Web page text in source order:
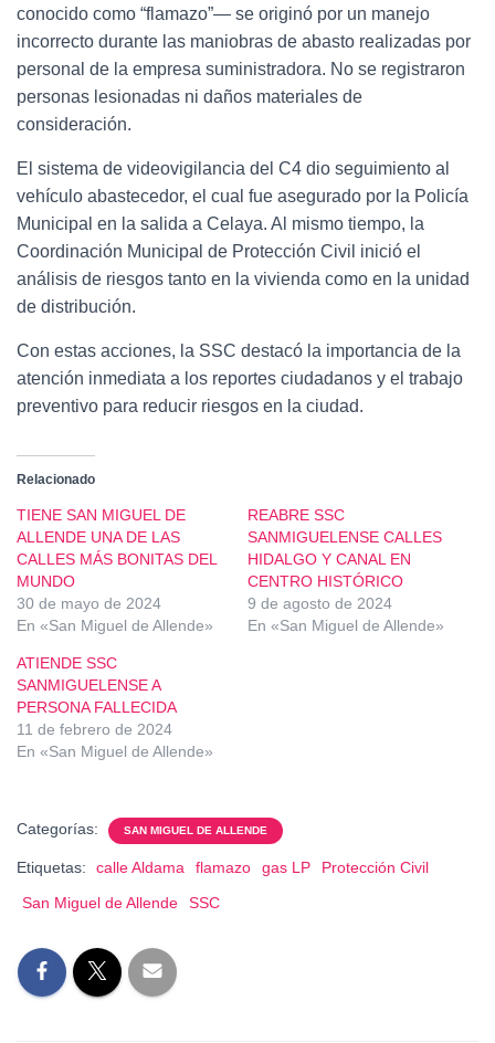
conocido como “flamazo”— se originó por un manejo
incorrecto durante las maniobras de abasto realizadas por
personal de la empresa suministradora. No se registraron
personas lesionadas ni daños materiales de
consideración.
El sistema de videovigilancia del C4 dio seguimiento al
vehículo abastecedor, el cual fue asegurado por la Policía
Municipal en la salida a Celaya. Al mismo tiempo, la
Coordinación Municipal de Protección Civil inició el
análisis de riesgos tanto en la vivienda como en la unidad
de distribución.
Con estas acciones, la SSC destacó la importancia de la
atención inmediata a los reportes ciudadanos y el trabajo
preventivo para reducir riesgos en la ciudad.
Relacionado
TIENE SAN MIGUEL DE
ALLENDE UNA DE LAS
CALLES MÁS BONITAS DEL
MUNDO
30 de mayo de 2024
En «San Miguel de Allende»
REABRE SSC
SANMIGUELENSE CALLES
HIDALGO Y CANAL EN
CENTRO HISTÓRICO
9 de agosto de 2024
En «San Miguel de Allende»
ATIENDE SSC
SANMIGUELENSE A
PERSONA FALLECIDA
11 de febrero de 2024
En «San Miguel de Allende»
Categorías: SAN MIGUEL DE ALLENDE
Etiquetas: calle Aldama flamazo gas LP
Protección Civil
San Miguel de Allende
SSC